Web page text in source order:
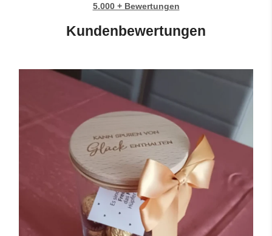
5.000 + Bewertungen
Kundenbewertungen